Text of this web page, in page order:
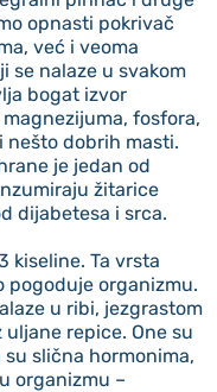
opnasti pokrivač
već i veoma
se nalaze u svakom
bogat izvor
fosfora,
nešto dobrih masti.
je jedan od
žitarice
dijabetesa i srca.
kiseline. Ta vrsta
pogoduje organizmu.
u ribi, jezgrastom
repice. One su
slična hormonima,
organizmu –